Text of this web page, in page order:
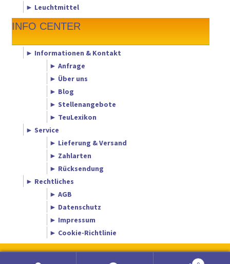
► Leuchtmittel
INFO CENTER
► Informationen & Kontakt
► Anfrage
► Über uns
► Blog
► Stellenangebote
► TeuLexikon
► Service
► Lieferung & Versand
► Zahlarten
► Rücksendung
► Rechtliches
► AGB
► Datenschutz
► Impressum
► Cookie-Richtlinie